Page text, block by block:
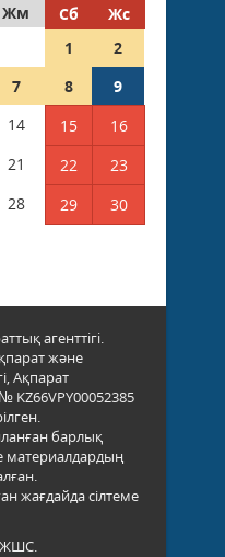
Жм Сб
Жс
1
2
7 8
9
14 15
16
21 22
23
28 29
30
агенттігі.
және
Ақпарат
KZ66VPY00052385
барлық
материалдардың
жағдайда сілтеме
ЖШС.